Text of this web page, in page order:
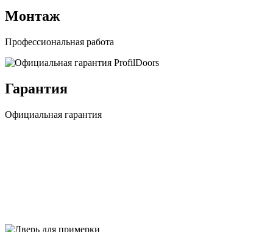
Монтаж
Профессиональная работа
Гарантия
Официальная гарантия